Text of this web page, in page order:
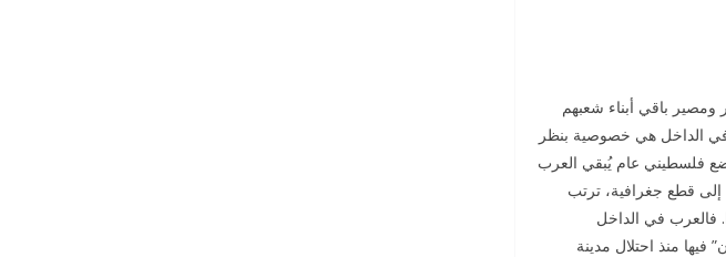
باقي أبناء شعبهم
في الداخل هي خصوصية بنظر
فلسطيني عام يُبقي العرب
إلى قطع جغرافية، ترتب
فالعرب في الداخل
منذ احتلال مدينة